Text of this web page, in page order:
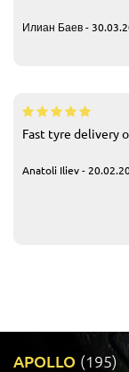
Илиан Баев -
Fast tyre delivery
Anatoli Iliev -
APOLLO (195)